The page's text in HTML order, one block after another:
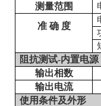
测量范围
准 确 度
阻抗测试-内置电源
输出相数
输出电流
使用条件及外形